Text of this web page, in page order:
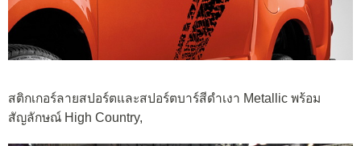
สติกเกอร์ลายสปอร์ตและสปอร์ตบาร์สีดำเงา Metallic พร้อม
สัญลักษณ์ High Country,